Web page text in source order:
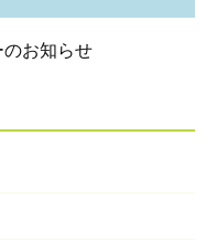
のお知らせ